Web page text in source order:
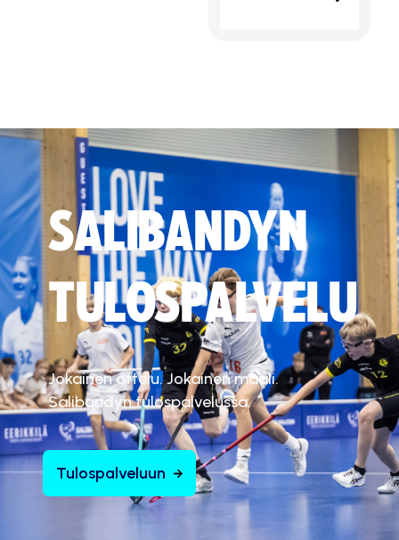
SALIBANDYN
TULOSPALVELU
Jokainen ottelu. Jokainen maali.
Salibandyn tulospalvelussa.
Tulospalveluun